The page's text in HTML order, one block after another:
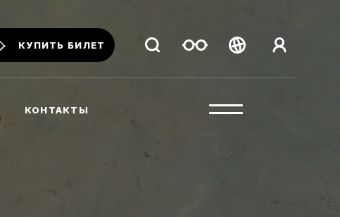
КУПИТЬ БИЛЕТ
Беларуская
Русский
КОНТАКТЫ